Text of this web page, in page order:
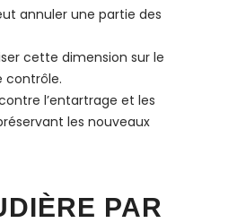
annuler une partie des
cette dimension sur le
contrôle.
l’entartrage et les
les nouveaux
PAR